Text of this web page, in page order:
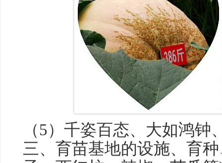
（5）千姿百态、大如鸿钟
三、育苗基地的设施、育